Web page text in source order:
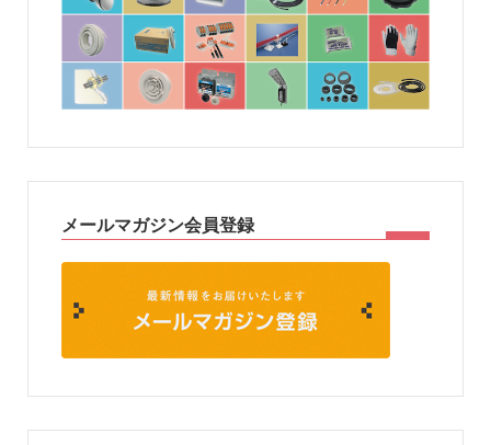
メールマガジン会員登録